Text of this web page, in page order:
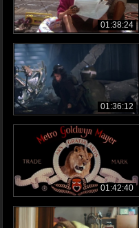
01:38:24
01:36:12
01:42:40